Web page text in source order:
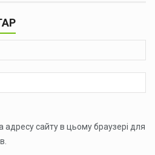
адресу сайту в цьому браузері для